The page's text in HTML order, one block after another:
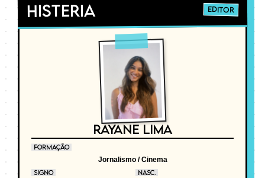
Histeria EDITOR
RAYANE LIMA
FORMAÇÃO
Jornalismo / Cinema
SIGNO NASC.